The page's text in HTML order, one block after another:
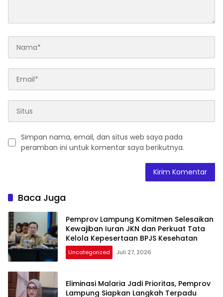
Simpan nama, email, dan situs web saya pada
peramban ini untuk komentar saya berikutnya.
Baca Juga
Pemprov Lampung Komitmen Selesaikan
Kewajiban Iuran JKN dan Perkuat Tata
Kelola Kepesertaan BPJS Kesehatan
Uncategorized Juli 27, 2026
Eliminasi Malaria Jadi Prioritas, Pemprov
Lampung Siapkan Langkah Terpadu